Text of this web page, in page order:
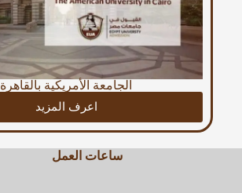
الجامعة الأمريكية بالقاهرة
اعرف المزيد
ساعات العمل